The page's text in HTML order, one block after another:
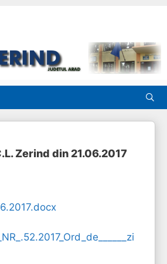
Zerind din 21.06.2017